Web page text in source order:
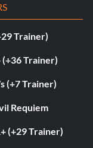
Trainer)
Trainer)
(+7 Trainer)
Requiem
(+29 Trainer)